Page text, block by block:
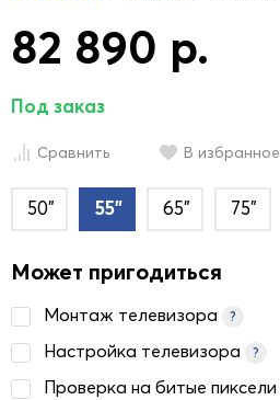
82 890 р.
Под заказ
Сравнить В избранное
50" 55" 65" 75"
Может пригодиться
Монтаж телевизора ?
Настройка телевизора
?
Проверка на битые пиксели